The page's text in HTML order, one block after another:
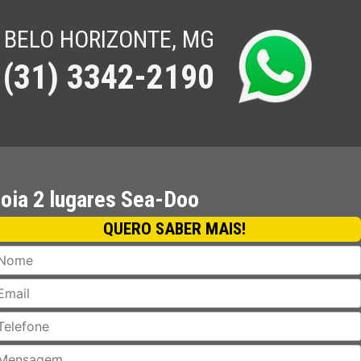
BELO HORIZONTE, MG
(31) 3342-2190
2 lugares Sea-Doo
QUERO SABER MAIS!